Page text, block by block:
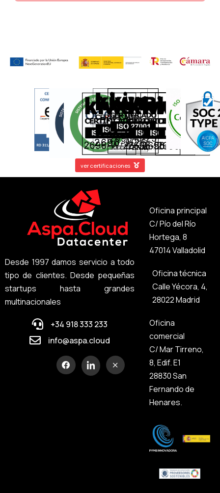
ver certificaciones
Desde 1997 damos servicio a todo
tipo de clientes. Desde pequeñas
startups hasta grandes
multinacionales
+34 918 333 233
info@aspa.cloud
Oficina principal
C/ Pío del Río
Hortega, 8
47014 Valladolid
Oficina técnica
Calle Yécora, 4,
28022 Madrid
Oficina
comercial
C/ Mar Tirreno,
8, Edif. E1
28830 San
Fernando de
Henares.